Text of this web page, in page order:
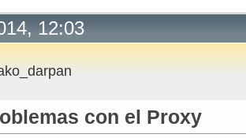
12:03
con el Proxy